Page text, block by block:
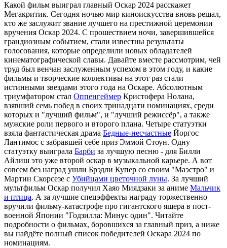
Какой фильм выиграл главный Оскар 2024 расскажет
Мегакритик. Сегодня ночью мир киноискусства вновь решал,
кто же заслужит звание лучшего на престижной церемонии
вручения Оскар 2024. С прошествием ночи, завершившейся
грандиозным событием, стали известны результаты
голосования, которые определили новых обладателей
кинематографической славы. Давайте вместе рассмотрим, чей
труд был венчан заслуженным успехом в этом году, и какие
фильмы и творческие коллективы на этот раз стали
истинными звездами этого года на Оскаре. Абсолютным
триумфатором стал Оппенгеймер Кристофера Нолана,
взявший семь побед в своих тринадцати номинациях, среди
которых и "лучший фильм", и "лучший режиссёр", а также
мужские роли первого и второго плана. Четыре статуэтки
взяла фантастическая драма Бедные-несчастные Йоргос
Лантимос с забравшей себе приз Эммой Стоун. Одну
статуэтку выиграла Барби за лучшую песню - для Билли
Айлиш это уже второй оскар в музыкальной карьере. А вот
совсем без наград ушли Брэдли Купер со своим "Маэстро" и
Мартин Скорсезе с Убийцами цветочной луны. За лучший
мультфильм Оскар получил Хаяо Миядзаки за аниме Мальчик
и птица. А за лучшие спецэффекты награду торжественно
вручили фильму-катастрофе про гигантского ящера в пост-
военной Японии "Годзилла: Минус один". Читайте
подробности о фильмах, боровшихся за главный приз, а ниже
вы найдёте полный список победителей Оскара 2024 по
номинациям.